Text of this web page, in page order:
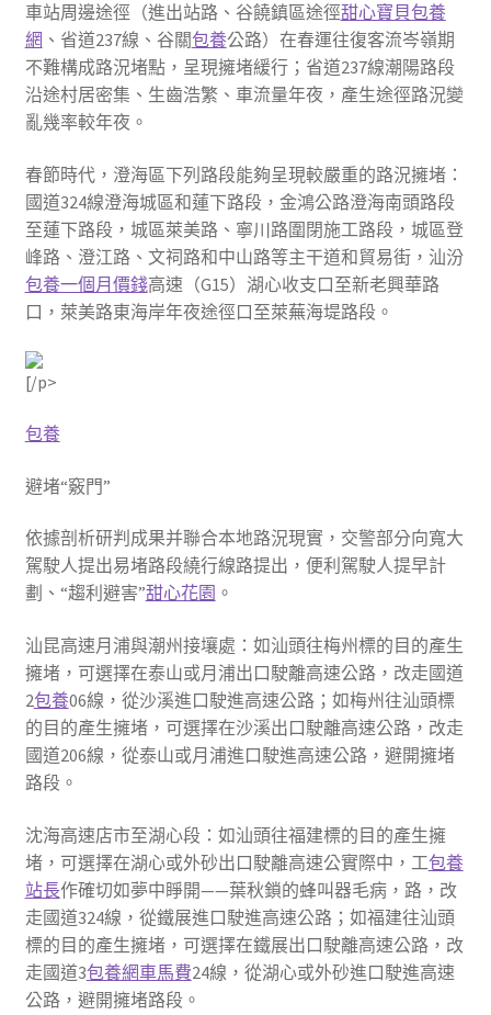
車站周邊途徑（進出站路、谷饒鎮區途徑甜心寶貝包養
網 、省道237線、谷關包養公路）在春運往復客流岑嶺期
不難構成路況堵點，呈現擁堵緩行；省道237線潮陽路段
沿途村居密集、生齒浩繁、車流量年夜，產生途徑路況變
亂幾率較年夜。
春節時代，澄海區下列路段能夠呈現較嚴重的路況擁堵：
國道324線澄海城區和蓮下路段，金鴻公路澄海南頭路段
至蓮下路段，城區萊美路、寧川路圍閉施工路段，城區登
峰路、澄江路、文祠路和中山路等主干道和貿易街，汕汾
包養一個月價錢高速（G15）湖心收支口至新老興華路
口，萊美路東海岸年夜途徑口至萊蕪海堤路段。
[/p>
包養
避堵“竅門”
依據剖析研判成果并聯合本地路況現實，交警部分向寬大
駕駛人提出易堵路段繞行線路提出，便利駕駛人提早計
劃、“趨利避害”甜心花園 。
汕昆高速月浦與潮州接壤處：如汕頭往梅州標的目的產生
擁堵，可選擇在泰山或月浦出口駛離高速公路，改走國道
2包養06線，從沙溪進口駛進高速公路；如梅州往汕頭標
的目的產生擁堵，可選擇在沙溪出口駛離高速公路，改走
國道206線，從泰山或月浦進口駛進高速公路，避開擁堵
路段。
沈海高速店市至湖心段：如汕頭往福建標的目的產生擁
堵，可選擇在湖心或外砂出口駛離高速公實際中，工包養
站長作確切如夢中睜開——葉秋鎖的蜂叫器毛病，路，改
走國道324線，從鐵展進口駛進高速公路；如福建往汕頭
標的目的產生擁堵，可選擇在鐵展出口駛離高速公路，改
走國道3包養網車馬費24線，從湖心或外砂進口駛進高速
公路，避開擁堵路段。